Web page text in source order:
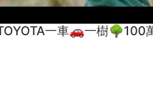
一車🚗一樹🌳100